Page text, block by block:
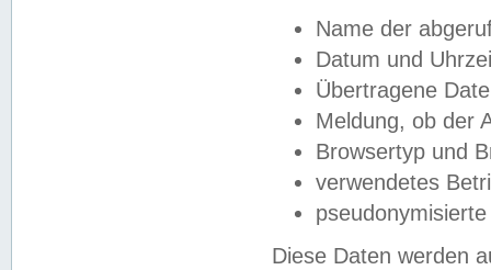
Name der
Datum und
Übertragene
Meldung, ob der
Browsertyp und
verwendetes
Diese Daten werden